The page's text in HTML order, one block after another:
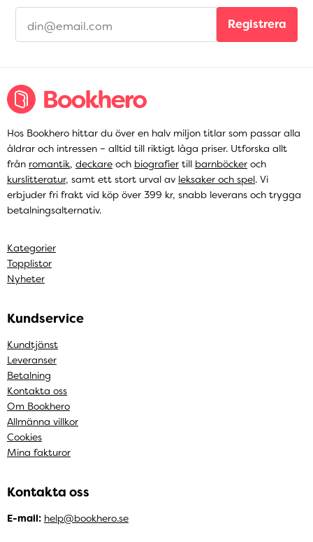
Registrera
Hos Bookhero hittar du över en halv miljon titlar som passar alla
åldrar och intressen – alltid till riktigt låga priser. Utforska allt
från romantik, deckare och biografier till barnböcker och
kurslitteratur, samt ett stort urval av leksaker och spel. Vi
erbjuder fri frakt vid köp över 399 kr, snabb leverans och trygga
betalningsalternativ.
Kategorier
Topplistor
Nyheter
Kundservice
Kundtjänst
Leveranser
Betalning
Kontakta oss
Om Bookhero
Allmänna villkor
Cookies
Mina fakturor
Kontakta oss
E-mail: help@bookhero.se